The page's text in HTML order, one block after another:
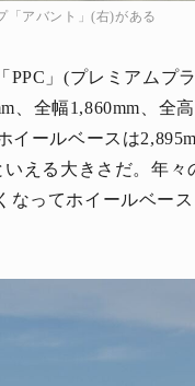
「アバント」(右)がある
」(プレミアムプ
全幅1,860mm、全
イールベースは
える大きさだ。年々
ってホイールベース